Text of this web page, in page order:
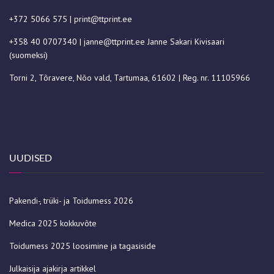
+372 5066 575 | print@ttprint.ee
+358 40 0707340 | janne@ttprint.ee Janne Sakari Kivisaari
(suomeksi)
Torni 2, Tõravere, Nõo vald, Tartumaa, 61602 | Reg. nr. 11105966
UUDISED
Pakendi-, trüki- ja Toidumess 2026
Medica 2025 kokkuvõte
Toidumess 2025 loosimine ja tagasiside
Julkaisija ajakirja artikkel